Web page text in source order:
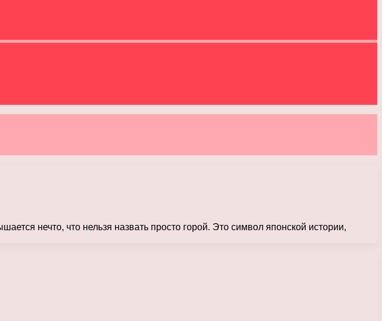
нечто, что нельзя назвать просто горой. Это символ японской истории,